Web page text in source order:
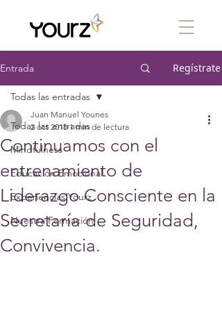
Entrada Regístrate
Todas las entradas
Mindfulness
Educación Emocional
Experiencias Yourz
Nuestra Formación
Todas las entradas
Continuamos con el
entrenamiento de
Liderazgo Consciente en la
Secretaría de Seguridad,
Convivencia.
Juan Manuel Younes
2 oct 2018 1 min de lectura